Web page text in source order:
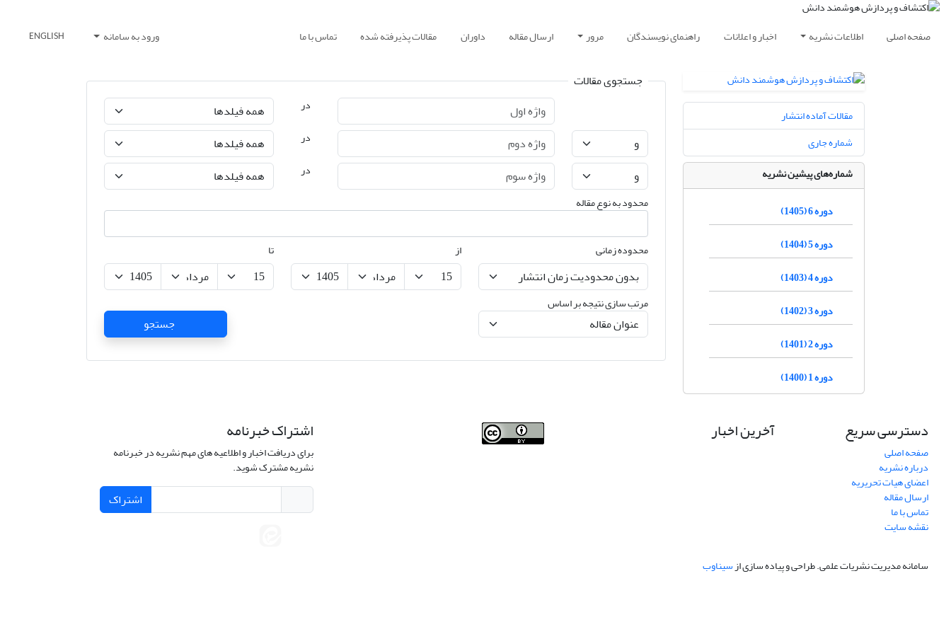
صفحه اصلی اطلاعات نشریه اخبار و اعلانات راهنمای نویسندگان مرور ارسال مقاله داوران مقالات پذیرفته شده تماس با ما ورود به سامانه ENGLISH
جستجوی مقالات
در
در
در
محدود به نوع مقاله
محدوده زمانی از تا
مرتب سازی نتیجه بر اساس
جستجو
مقالات آماده انتشار
شماره جاری
شماره‌های پیشین نشریه
دوره 6 (1405)
دوره 5 (1404)
دوره 4 (1403)
دوره 3 (1402)
دوره 2 (1401)
دوره 1 (1400)
دسترسی سریع
صفحه اصلی
درباره نشریه
اعضای هیات تحریریه
ارسال مقاله
تماس با ما
نقشه سایت
آخرین اخبار اشتراک خبرنامه
برای دریافت اخبار و اطلاعیه های مهم نشریه در خبرنامه
نشریه مشترک شوید.
اشتراک
سامانه مدیریت نشریات علمی.طراحی و پیاده سازی ازسیناوب